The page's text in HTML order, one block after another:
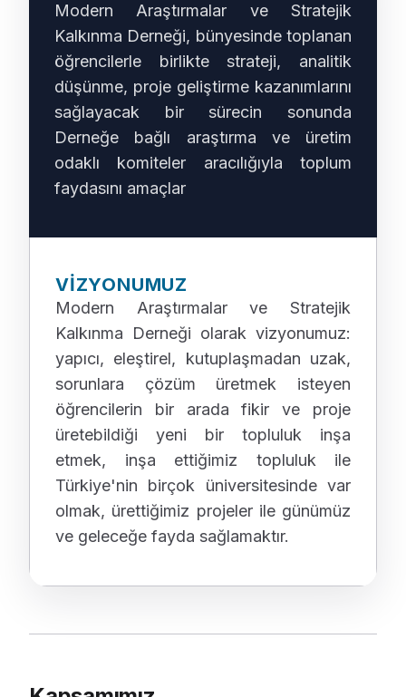
Modern Araştırmalar ve Stratejik
Kalkınma Derneği, bünyesinde toplanan
öğrencilerle birlikte strateji, analitik
düşünme, proje geliştirme kazanımlarını
sağlayacak bir sürecin sonunda
Derneğe bağlı araştırma ve üretim
odaklı komiteler aracılığıyla toplum
faydasını amaçlar
VIZYONUMUZ
Modern Araştırmalar ve Stratejik
Kalkınma Derneği olarak vizyonumuz:
yapıcı, eleştirel, kutuplaşmadan uzak,
sorunlara çözüm üretmek isteyen
öğrencilerin bir arada fikir ve proje
üretebildiği yeni bir topluluk inşa
etmek, inşa ettiğimiz topluluk ile
Türkiye'nin birçok üniversitesinde var
olmak, ürettiğimiz projeler ile günümüz
ve geleceğe fayda sağlamaktır.